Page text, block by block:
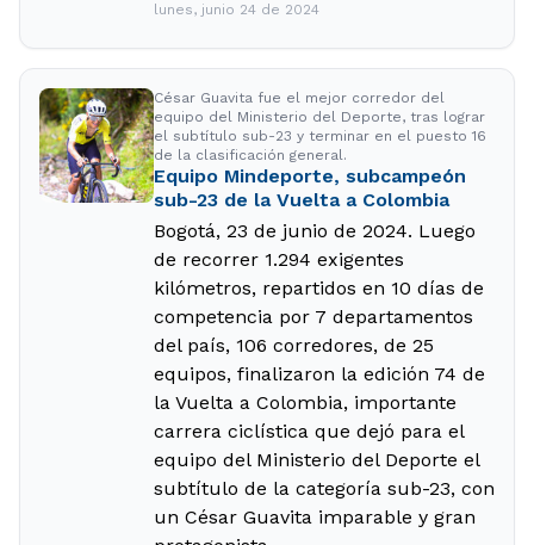
lunes, junio 24 de 2024
César Guavita fue el mejor corredor del
equipo del Ministerio del Deporte, tras lograr
el subtítulo sub-23 y terminar en el puesto 16
de la clasificación general.
Equipo Mindeporte, subcampeón
sub-23 de la Vuelta a Colombia
Bogotá, 23 de junio de 2024. Luego
de recorrer 1.294 exigentes
kilómetros, repartidos en 10 días de
competencia por 7 departamentos
del país, 106 corredores, de 25
equipos, finalizaron la edición 74 de
la Vuelta a Colombia, importante
carrera ciclística que dejó para el
equipo del Ministerio del Deporte el
subtítulo de la categoría sub-23, con
un César Guavita imparable y gran